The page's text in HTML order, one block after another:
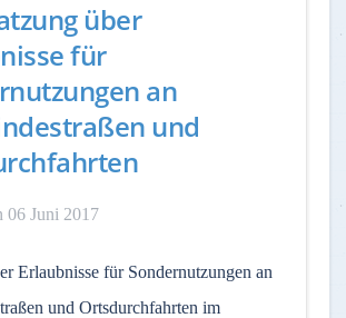
über
für
an
und
06 Juni 2017
Erlaubnisse für Sondernutzungen an
und Ortsdurchfahrten im